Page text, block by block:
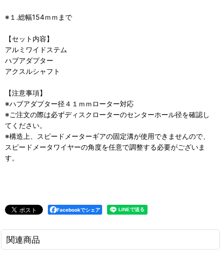
※１.総幅154ｍｍまで
【セット内容】
アルミワイドステム
ハブアダプター
アクスルシャフト
【注意事項】
※ハブアダプター径４１ｍｍローター対応
※ご注文の際は必ずディスクローターのセンターホール径を確認し
てください。
※構造上、スピードメーターギアの固定溝が使用できませんので、
スピードメータワイヤーの角度を任意で調整する必要がございま
す。
Facebookでシェア
関連商品